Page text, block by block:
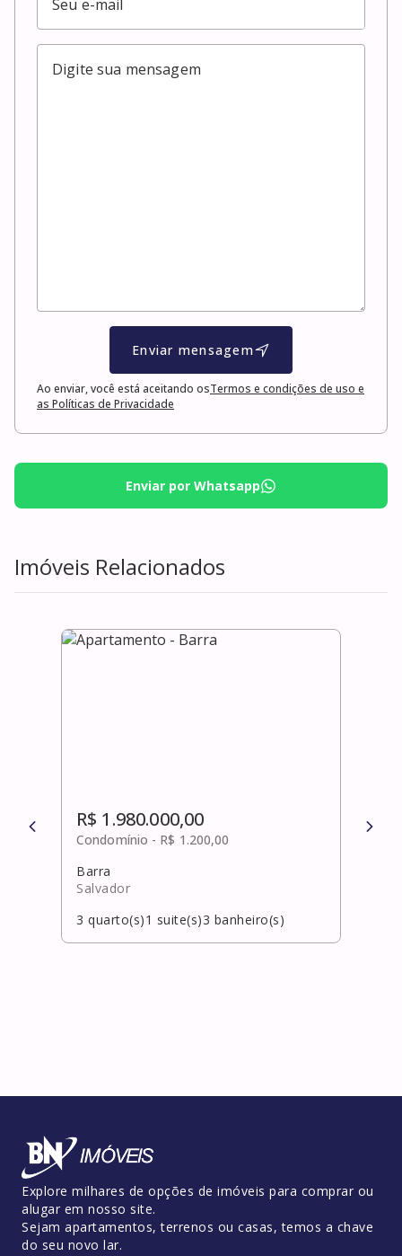
Enviar mensagem
Ao enviar, você está aceitando osTermos e condições de uso e
as Políticas de Privacidade
Enviar por Whatsapp
Imóveis Relacionados
R$ 1.980.000,00
Condomínio - R$ 1.200,00
Barra
Salvador
3 quarto(s)1 suite(s)3 banheiro(s)
R$
Explore milhares de opções de imóveis para comprar ou
alugar em nosso site.
Sejam apartamentos, terrenos ou casas, temos a chave
do seu novo lar.